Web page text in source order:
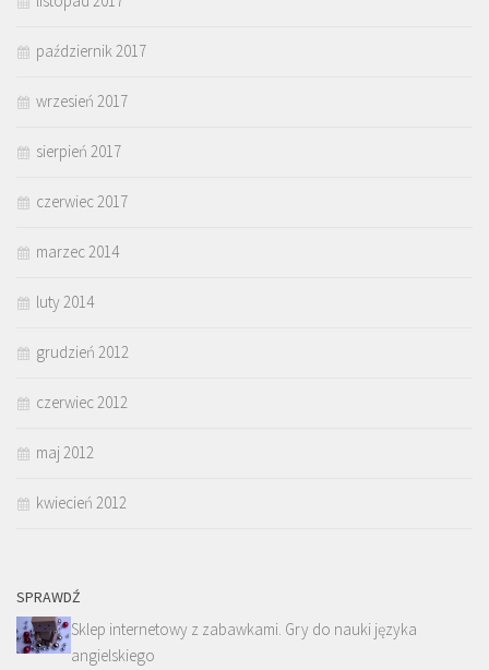
październik 2017
wrzesień 2017
sierpień 2017
czerwiec 2017
marzec 2014
luty 2014
grudzień 2012
czerwiec 2012
maj 2012
kwiecień 2012
SPRAWDŹ
Sklep internetowy z zabawkami. Gry do nauki języka
angielskiego